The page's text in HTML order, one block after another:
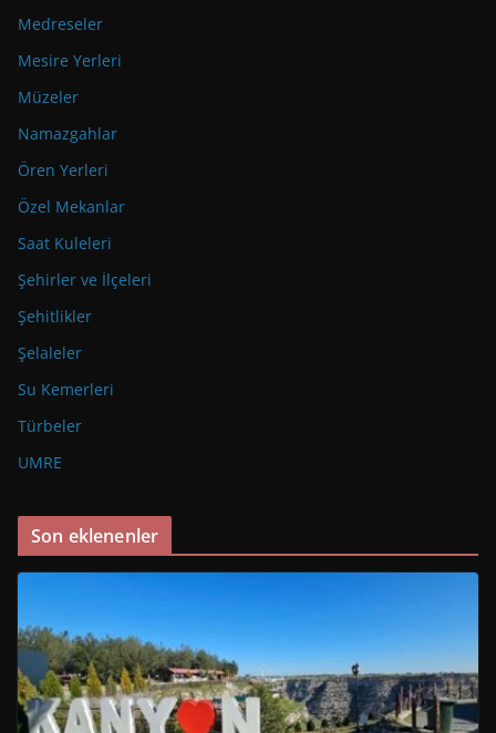
Medreseler
Mesire Yerleri
Müzeler
Namazgahlar
Ören Yerleri
Özel Mekanlar
Saat Kuleleri
Şehirler ve İlçeleri
Şehitlikler
Şelaleler
Su Kemerleri
Türbeler
UMRE
Son eklenenler